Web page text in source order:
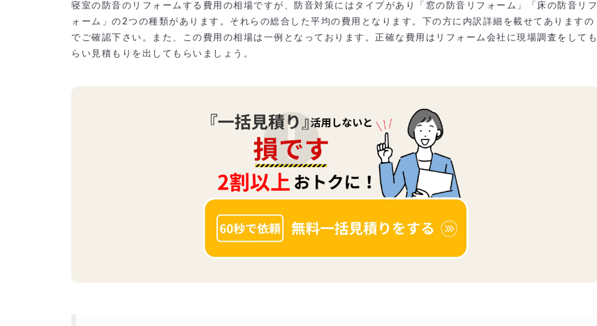
寝室の防音のリフォームする費用の相場ですが、防音対策にはタイプがあり「窓の防音リフォーム」「床の防音リフ
ォーム」の2つの種類があります。それらの総合した平均の費用となります。下の方に内訳詳細を載せてありますの
でご確認下さい。また、この費用の相場は一例となっております。正確な費用はリフォーム会社に現場調査をしても
らい見積もりを出してもらいましょう。